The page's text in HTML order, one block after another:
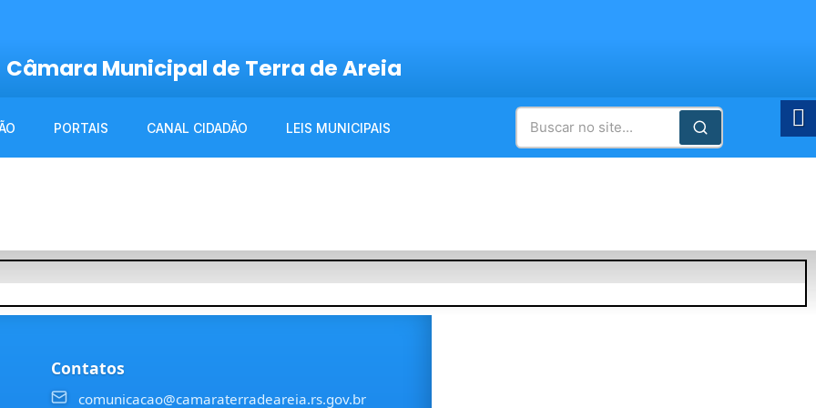
Câmara Municipal de Terra de Areia
PORTAIS CANAL CIDADÃO LEIS MUNICIPAIS
Contatos
comunicacao@camaraterradeareia.rs.gov.br